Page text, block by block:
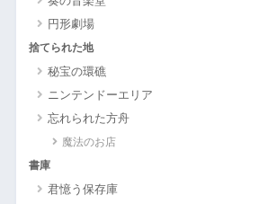
円形劇場
捨てられた地
秘宝の環礁
ニンテンドーエリア
忘れられた方舟
魔法のお店
書庫
君憶う保存庫